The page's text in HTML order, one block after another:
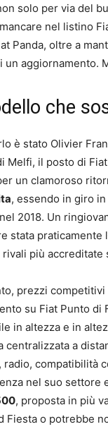
solo per via del
nel listino
Panda, oltre a
un aggiornamento.
che
è stato Olivier
Melfi, il posto di
un clamoroso
, essendo in giro
2018. Un
stata
più accreditate
prezzi
su Fiat Punto di
in altezza e in
centralizzata a
radio, compatibilità
nel suo settore
, proposta in più
Fiesta o potrebbe